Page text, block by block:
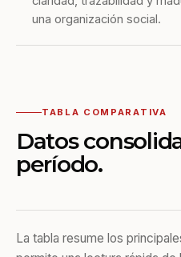
una organización social.
TABLA COMPARATIVA
Datos
período.
La tabla resume los